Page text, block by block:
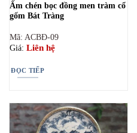
Ấm chén bọc đồng men tràm cổ
gốm Bát Tràng
Mã: ACBĐ-09
Giá: Liên hệ
ĐỌC TIẾP